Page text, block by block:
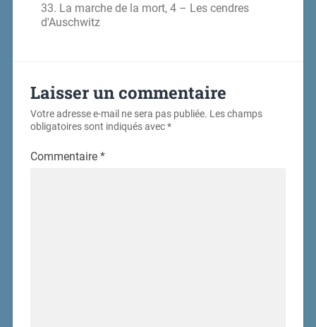
33. La marche de la mort, 4 – Les cendres
d'Auschwitz
Laisser un commentaire
Votre adresse e-mail ne sera pas publiée. Les champs
obligatoires sont indiqués avec*
Commentaire *